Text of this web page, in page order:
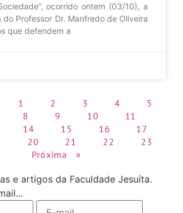
ocorrido ontem (03/10), a
do Professor Dr. Manfredo de Oliveira
que defendem a
1 2 3 4
5
8 9 10
11
14 15 16
17
20 21 22
23
Próxima »
e artigos da Faculdade Jesuíta.